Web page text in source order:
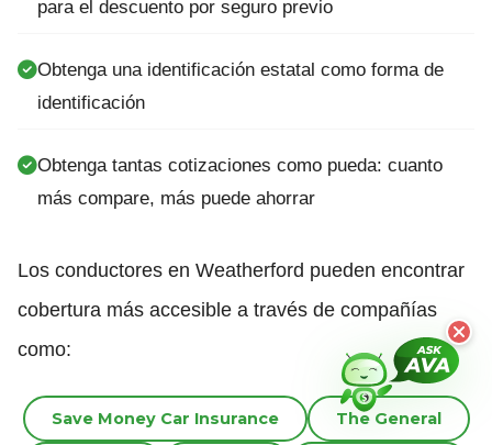
para el descuento por seguro previo
Obtenga una identificación estatal como forma de
identificación
Obtenga tantas cotizaciones como pueda: cuanto
más compare, más puede ahorrar
Los conductores en Weatherford pueden encontrar
cobertura más accesible a través de compañías
como:
Save Money Car Insurance The General